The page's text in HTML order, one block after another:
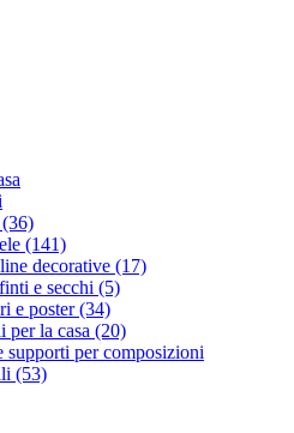
(141)
decorative (17)
e secchi (5)
e poster (34)
per la casa (20)
supporti per composizioni
(53)